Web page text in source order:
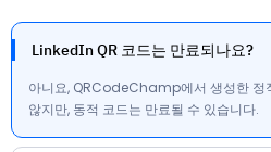
LinkedIn QR 코드는 만료되나요?
아니요, QRCodeChamp에서 생성한 정
않지만, 동적 코드는 만료될 수 있습니다.